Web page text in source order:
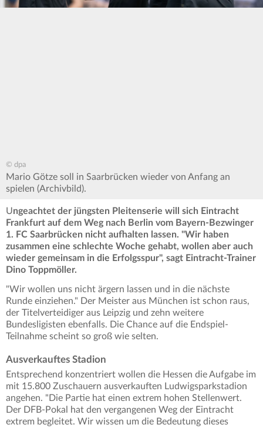
© dpa
Mario Götze soll in Saarbrücken wieder von Anfang an
spielen (Archivbild).
Ungeachtet der jüngsten Pleitenserie will sich Eintracht
Frankfurt auf dem Weg nach Berlin vom Bayern-Bezwinger
1. FC Saarbrücken nicht aufhalten lassen. "Wir haben
zusammen eine schlechte Woche gehabt, wollen aber auch
wieder gemeinsam in die Erfolgsspur", sagt Eintracht-Trainer
Dino Toppmöller.
"Wir wollen uns nicht ärgern lassen und in die nächste
Runde einziehen." Der Meister aus München ist schon raus,
der Titelverteidiger aus Leipzig und zehn weitere
Bundesligisten ebenfalls. Die Chance auf die Endspiel-
Teilnahme scheint so groß wie selten.
Ausverkauftes Stadion
Entsprechend konzentriert wollen die Hessen die Aufgabe im
mit 15.800 Zuschauern ausverkauften Ludwigsparkstadion
angehen. "Die Partie hat einen extrem hohen Stellenwert.
Der DFB-Pokal hat den vergangenen Weg der Eintracht
extrem begleitet. Wir wissen um die Bedeutung dieses